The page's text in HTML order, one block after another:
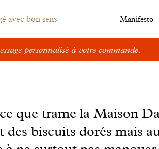
avec bon sens Manifesto
personnalisé à votre commande.
que trame la Maison
biscuits dorés mais